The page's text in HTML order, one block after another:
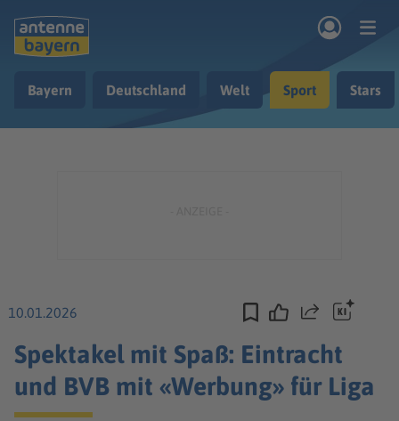
Bayern Deutschland Welt Sport Stars
10.01.2026 Teilen
Spektakel mit Spaß: Eintracht
und BVB mit «Werbung» für Liga